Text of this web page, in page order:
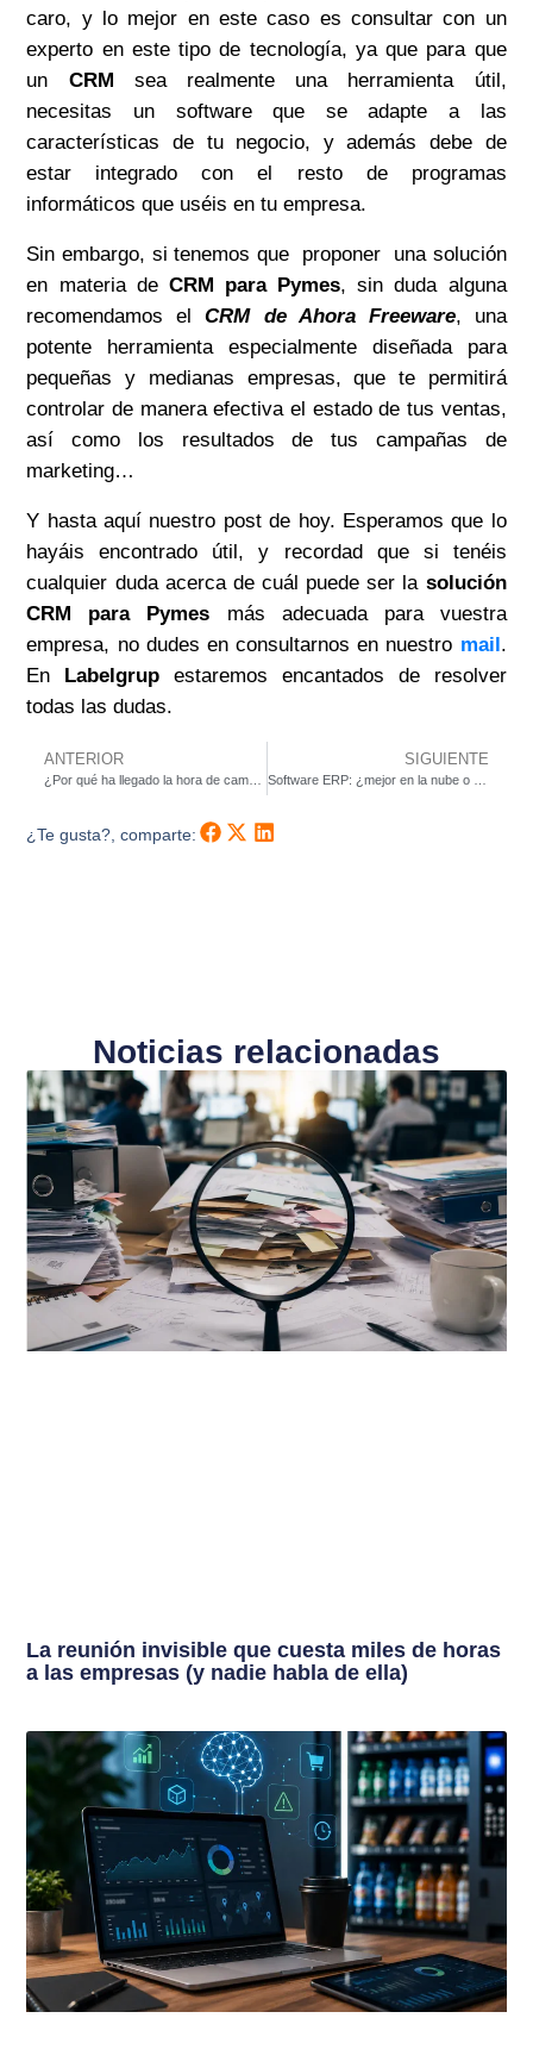
caro, y lo mejor en este caso es consultar con un
experto en este tipo de tecnología, ya que para que
un CRM sea realmente una herramienta útil,
necesitas un software que se adapte a las
características de tu negocio, y además debe de
estar integrado con el resto de programas
informáticos que uséis en tu empresa.
Sin embargo, si tenemos que proponer una solución
en materia de CRM para Pymes, sin duda alguna
recomendamos elCRM de Ahora Freeware, una
potente herramienta especialmente diseñada para
pequeñas y medianas empresas, que te permitirá
controlar de manera efectiva el estado de tus ventas,
así como los resultados de tus campañas de
marketing…
Y hasta aquí nuestro post de hoy. Esperamos que lo
hayáis encontrado útil, y recordad que si tenéis
cualquier duda acerca de cuál puede ser la solución
CRM para Pymes más adecuada para vuestra
empresa, no dudes en consultarnos en nuestro mail.
En Labelgrup estaremos encantados de resolver
todas las dudas.
ANTERIOR SIGUIENTE
¿Te gusta?, comparte:
Noticias relacionadas
La reunión invisible que cuesta miles de horas
a las empresas (y nadie habla de ella)